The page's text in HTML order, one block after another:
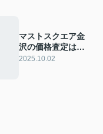
マストスクエア金
沢の価格査定はど
れくらい？相場や
2025.10.02